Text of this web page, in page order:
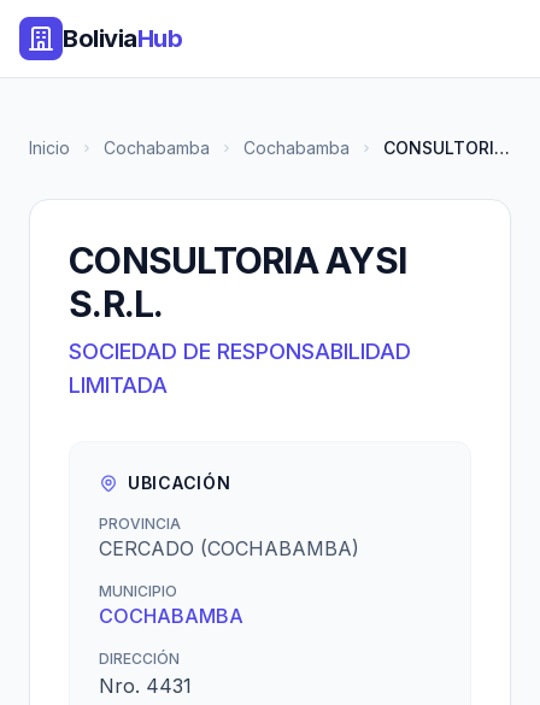
BoliviaHub
Inicio Cochabamba Cochabamba CONSULTORIA AYSI S.R.L.
CONSULTORIA AYSI
S.R.L.
SOCIEDAD DE RESPONSABILIDAD
LIMITADA
UBICACIÓN
PROVINCIA
CERCADO (COCHABAMBA)
MUNICIPIO
COCHABAMBA
DIRECCIÓN
Nro. 4431